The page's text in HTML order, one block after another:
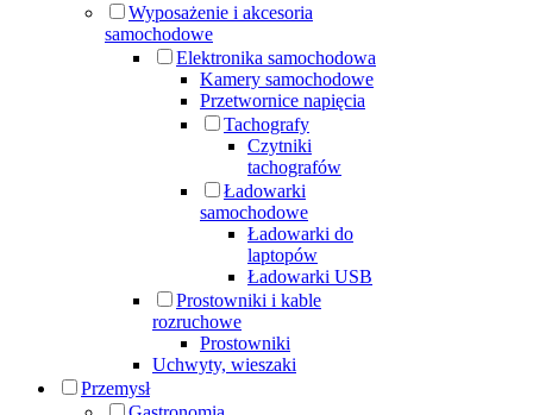
Wyposażenie i akcesoria
samochodowe
Elektronika samochodowa
Kamery samochodowe
Przetwornice napięcia
Tachografy
Czytniki
tachografów
Ładowarki
samochodowe
Ładowarki do
laptopów
Ładowarki USB
Prostowniki i kable
rozruchowe
Prostowniki
Uchwyty, wieszaki
Przemysł